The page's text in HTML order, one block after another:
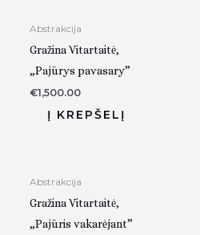
Abstrakcija
Gražina Vitartaitė,
„Pajūrys pavasary”
€1,500.00
Abstrakcija
Gražina Vitartaitė,
„Pajūris vakarėjant”